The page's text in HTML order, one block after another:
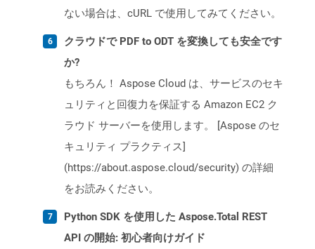
ない場合は、cURL で使用してみてください。
クラウドで PDF to ODT を変換しても安全です
か?
もちろん！ Aspose Cloud は、サービスのセキ
ュリティと回復力を保証する Amazon EC2 ク
ラウド サーバーを使用します。 [Aspose のセ
キュリティ プラクティス]
(https://about.aspose.cloud/security) の詳細
をお読みください。
Python SDK を使用した Aspose.Total REST
API の開始: 初心者向けガイド